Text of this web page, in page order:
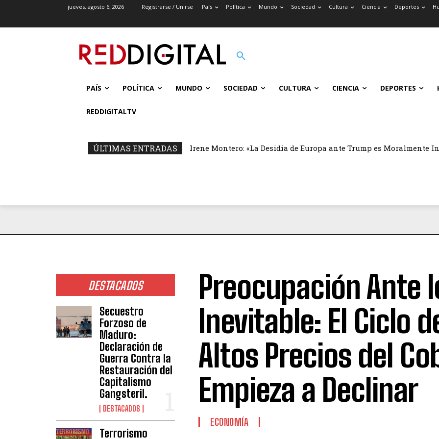
jueves, agosto 6, 2026 Registrarse / Unirse País Política Mundo Sociedad Cultura Ciencia Deportes
PAÍS POLÍTICA MUNDO SOCIEDAD CULTURA CIENCIA DEPORTES
REDDIGITALTV
ÚLTIMAS ENTRADAS Irene Montero: «La Desidia de Europa ante Trump es Moralmente
DESTACADOS
Secuestro
Forzoso de
Maduro:
Declaración de
Guerra Contra la
Restauración del
Capitalismo
Gangsteril.
DESTACADOS
Terrorismo
Preocupación Ante
Inevitable: El Ciclo
Altos Precios del
Empieza a Declinar
ECONOMÍA